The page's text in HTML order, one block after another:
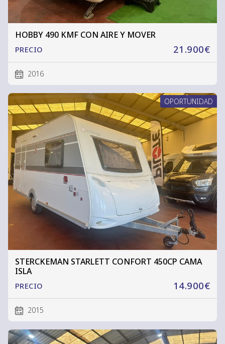
HOBBY 490 KMF CON AIRE Y MOVER
21.900€
PRECIO
2016
OPORTUNIDAD
STERCKEMAN STARLETT CONFORT 450CP CAMA
ISLA
14.900€
PRECIO
2015